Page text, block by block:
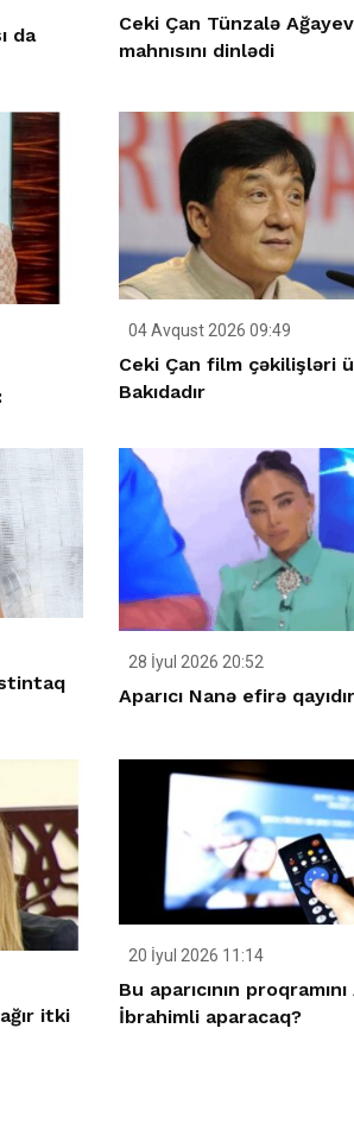
da
Ceki Çan Tünzalə
mahnısını dinlədi
04 Avqust 2026 09:49
Ceki Çan film çəkilişləri
Bakıdadır
28 İyul 2026 20:52
Aparıcı Nanə efirə qayıdır
itki
20 İyul 2026 11:14
Bu aparıcının
İbrahimli aparacaq?